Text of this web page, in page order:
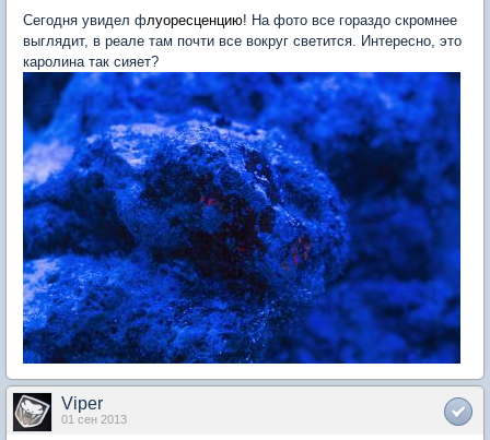
Сегодня увидел флуоресценцию! На фото все гораздо скромнее
выглядит, в реале там почти все вокруг светится. Интересно, это
каролина так сияет?
Viper
01 сен 2013